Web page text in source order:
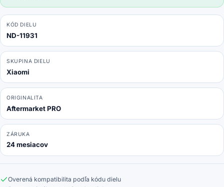
KÓD DIELU
ND-11931
SKUPINA DIELU
Xiaomi
ORIGINALITA
Aftermarket PRO
ZÁRUKA
24 mesiacov
Overená kompatibilita podľa kódu dielu